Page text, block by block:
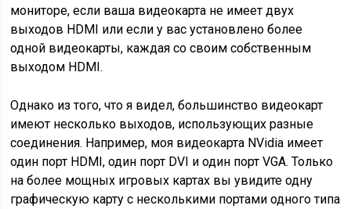
мониторе, если ваша видеокарта не имеет двух
выходов HDMI или если у вас установлено более
одной видеокарты, каждая со своим собственным
выходом HDMI.
Однако из того, что я видел, большинство видеокарт
имеют несколько выходов, использующих разные
соединения. Например, моя видеокарта NVidia имеет
один порт HDMI, один порт DVI и один порт VGA. Только
на более мощных игровых картах вы увидите одну
графическую карту с несколькими портами одного типа